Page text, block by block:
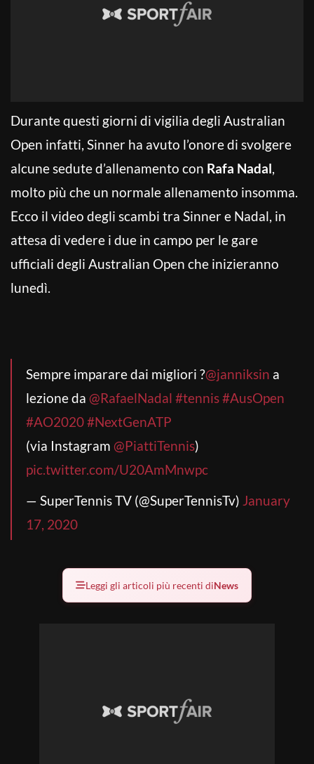
Durante questi giorni di vigilia degli Australian
Open infatti, Sinner ha avuto l’onore di svolgere
alcune sedute d’allenamento con Rafa Nadal,
molto più che un normale allenamento insomma.
Ecco il video degli scambi tra Sinner e Nadal, in
attesa di vedere i due in campo per le gare
ufficiali degli Australian Open che inizieranno
lunedì.
Sempre imparare dai migliori ?@janniksin a
lezione da @RafaelNadal #tennis#AusOpen
#AO2020#NextGenATP
(via Instagram @PiattiTennis)
pic.twitter.com/U20AmMnwpc
— SuperTennis TV (@SuperTennisTv) January
17, 2020
Leggi gli articoli più recenti diNews